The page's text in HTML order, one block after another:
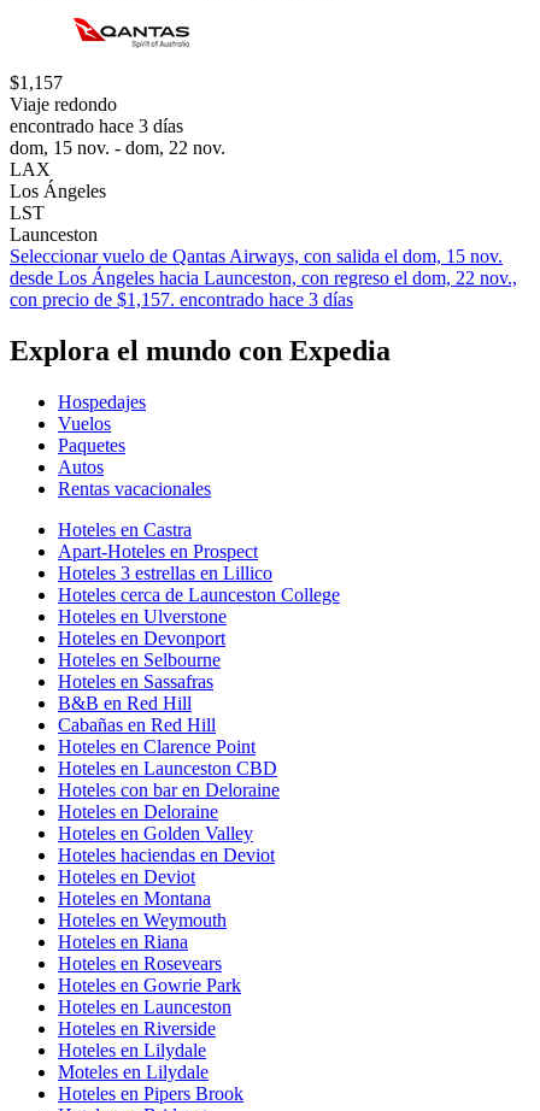
$1,157
Viaje redondo
encontrado hace 3 días
dom, 15 nov. - dom, 22 nov.
LAX
Los Ángeles
LST
Launceston
Seleccionar vuelo de Qantas Airways, con salida el dom, 15 nov.
desde Los Ángeles hacia Launceston, con regreso el dom, 22 nov.,
con precio de $1,157. encontrado hace 3 días
Explora el mundo con Expedia
Hospedajes
Vuelos
Paquetes
Autos
Rentas vacacionales
Hoteles en Castra
Apart-Hoteles en Prospect
Hoteles 3 estrellas en Lillico
Hoteles cerca de Launceston College
Hoteles en Ulverstone
Hoteles en Devonport
Hoteles en Selbourne
Hoteles en Sassafras
B&B en Red Hill
Cabañas en Red Hill
Hoteles en Clarence Point
Hoteles en Launceston CBD
Hoteles con bar en Deloraine
Hoteles en Deloraine
Hoteles en Golden Valley
Hoteles haciendas en Deviot
Hoteles en Deviot
Hoteles en Montana
Hoteles en Weymouth
Hoteles en Riana
Hoteles en Rosevears
Hoteles en Gowrie Park
Hoteles en Launceston
Hoteles en Riverside
Hoteles en Lilydale
Moteles en Lilydale
Hoteles en Pipers Brook